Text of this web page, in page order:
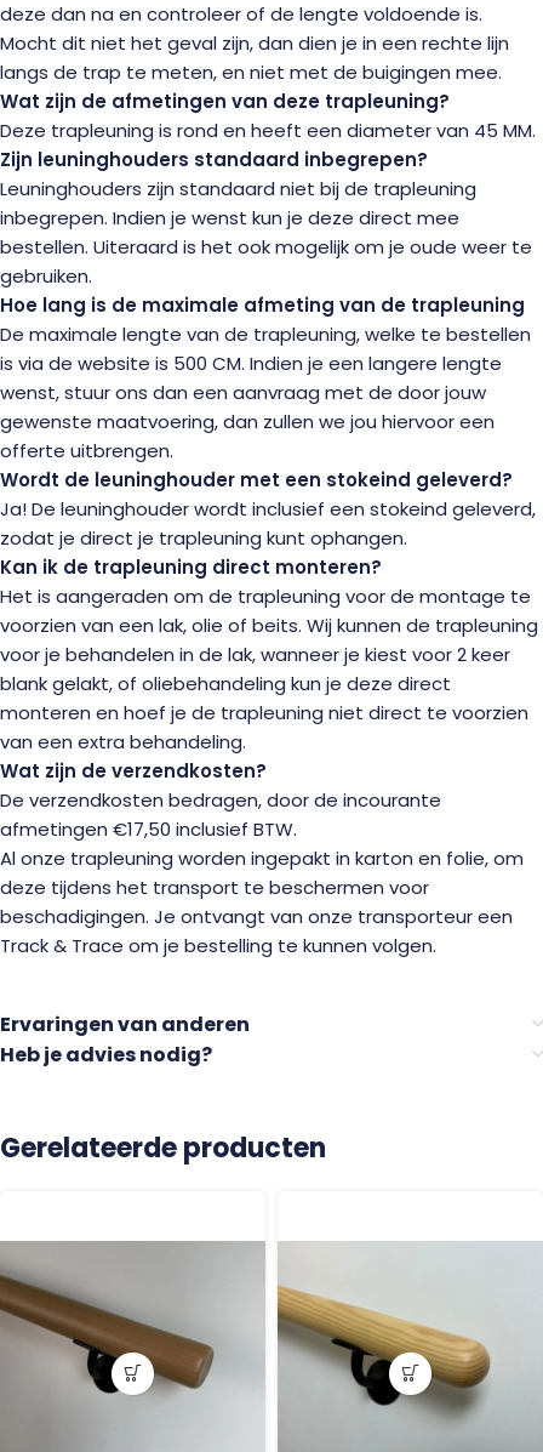
deze dan na en controleer of de lengte voldoende is.
Mocht dit niet het geval zijn, dan dien je in een rechte lijn
langs de trap te meten, en niet met de buigingen mee.
Wat zijn de afmetingen van deze trapleuning?
Deze trapleuning is rond en heeft een diameter van 45 MM.
Zijn leuninghouders standaard inbegrepen?
Leuninghouders zijn standaard niet bij de trapleuning
inbegrepen. Indien je wenst kun je deze direct mee
bestellen. Uiteraard is het ook mogelijk om je oude weer te
gebruiken.
Hoe lang is de maximale afmeting van de trapleuning
De maximale lengte van de trapleuning, welke te bestellen
is via de website is 500 CM. Indien je een langere lengte
wenst, stuur ons dan een aanvraag met de door jouw
gewenste maatvoering, dan zullen we jou hiervoor een
offerte uitbrengen.
Wordt de leuninghouder met een stokeind geleverd?
Ja! De leuninghouder wordt inclusief een stokeind geleverd,
zodat je direct je trapleuning kunt ophangen.
Kan ik de trapleuning direct monteren?
Het is aangeraden om de trapleuning voor de montage te
voorzien van een lak, olie of beits. Wij kunnen de trapleuning
voor je behandelen in de lak, wanneer je kiest voor 2 keer
blank gelakt, of oliebehandeling kun je deze direct
monteren en hoef je de trapleuning niet direct te voorzien
van een extra behandeling.
Wat zijn de verzendkosten?
De verzendkosten bedragen, door de incourante
afmetingen €17,50 inclusief BTW.
Al onze trapleuning worden ingepakt in karton en folie, om
deze tijdens het transport te beschermen voor
beschadigingen. Je ontvangt van onze transporteur een
Track & Trace om je bestelling te kunnen volgen.
Ervaringen van anderen
Heb je advies nodig?
Gerelateerde producten